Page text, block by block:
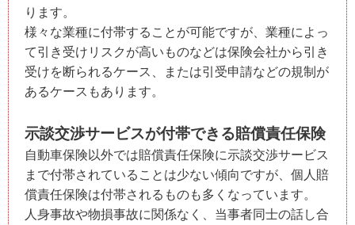
ります。
様々な業種に付帯することが可能ですが、業種によっ
て引き受けリスクが高いものなどは保険会社から引き
受けを断られるケース、または引受申請などの規制が
あるケースもあります。
示談交渉サービスが付帯できる賠償責任保険
自動車保険以外では賠償責任保険に示談交渉サービス
まで付帯されていることは少ない傾向ですが、個人賠
償責任保険は付帯されるものも多くなっています。
人身事故や物損事故に関係なく、当事者同士の話し合